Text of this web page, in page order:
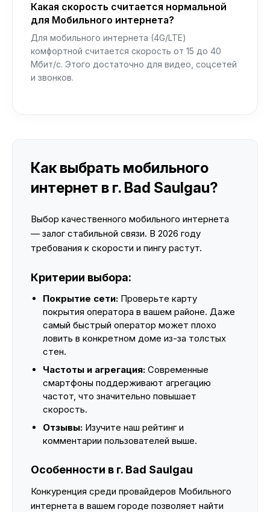
Какая скорость считается нормальной
для Мобильного интернета?
Для мобильного интернета (4G/LTE)
комфортной считается скорость от 15 до 40
Мбит/с. Этого достаточно для видео, соцсетей
и звонков.
Как выбрать мобильного
интернет в г. Bad Saulgau?
Выбор качественного мобильного интернета
— залог стабильной связи. В 2026 году
требования к скорости и пингу растут.
Критерии выбора:
Покрытие сети: Проверьте карту
покрытия оператора в вашем районе. Даже
самый быстрый оператор может плохо
ловить в конкретном доме из-за толстых
стен.
Частоты и агрегация: Современные
смартфоны поддерживают агрегацию
частот, что значительно повышает
скорость.
Отзывы: Изучите наш рейтинг и
комментарии пользователей выше.
Особенности в г. Bad Saulgau
Конкуренция среди провайдеров Мобильного
интернета в вашем городе позволяет найти